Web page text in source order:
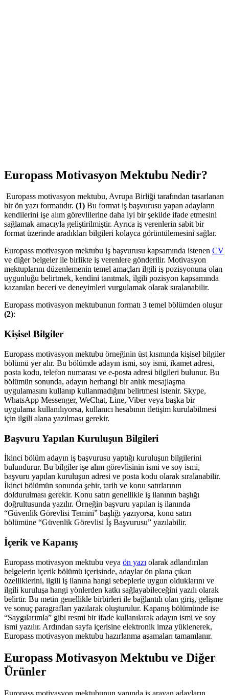
Europass Motivasyon Mektubu Nedir?
Europass motivasyon mektubu, Avrupa Birliği tarafından tasarlanan
bir ön yazı formatıdır. (1) Bu format iş başvurusu yapan adayların
kendilerini işe alım görevlilerine daha iyi bir şekilde ifade etmesini
sağlamak amacıyla geliştirilmiştir. Ayrıca iş verenlerin sabit bir
format üzerinde aradıkları bilgileri kolayca görüntülemesini sağlar.
Europass motivasyon mektubu iş başvurusu kapsamında istenen CV
ve diğer belgeler ile birlikte iş verenlere gönderilir. Motivasyon
mektuplarını düzenlemenin temel amaçları ilgili iş pozisyonuna olan
uygunluğu belirtmek, kendini tanıtmak, ilgili pozisyon kapsamında
kazanılan beceri ve deneyimleri vurgulamak olarak sıralanabilir.
Europass motivasyon mektubunun formatı 3 temel bölümden oluşur
(2):
Kişisel Bilgiler
Europass motivasyon mektubu örneğinin üst kısmında kişisel bilgiler
bölümü yer alır. Bu bölümde adayın ismi, soy ismi, ikamet adresi,
posta kodu, telefon numarası ve e-posta adresi bilgileri bulunur. Bu
bölümün sonunda, adayın herhangi bir anlık mesajlaşma
uygulamasını kullanıp kullanmadığını belirtmesi istenir. Skype,
WhatsApp Messenger, WeChat, Line, Viber veya başka bir
uygulama kullanılıyorsa, kullanıcı hesabının iletişim kurulabilmesi
için ilgili alana yazılması gerekir.
Başvuru Yapılan Kuruluşun Bilgileri
İkinci bölüm adayın iş başvurusu yaptığı kuruluşun bilgilerini
bulundurur. Bu bilgiler işe alım görevlisinin ismi ve soy ismi,
başvuru yapılan kuruluşun adresi ve posta kodu olarak sıralanabilir.
İkinci bölümün sonunda şehir, tarih ve konu satırlarının
doldurulması gerekir. Konu satırı genellikle iş ilanının başlığı
doğrultusunda yazılır. Örneğin başvuru yapılan iş ilanında
“Güvenlik Görevlisi Temini” başlığı yazıyorsa, konu satırı
bölümüne “Güvenlik Görevlisi İş Başvurusu” yazılabilir.
İçerik ve Kapanış
Europass motivasyon mektubu veya ön yazı olarak adlandırılan
belgelerin içerik bölümü içerisinde, adaylar ön plana çıkan
özelliklerini, ilgili iş ilanına hangi sebeplerle uygun olduklarını ve
ilgili kuruluşa hangi yönlerden katkı sağlayabileceğini yazılı olarak
belirtir. Bu metin genellikle birbirleri ile bağlantılı olan giriş, gelişme
ve sonuç paragrafları yazılarak oluşturulur. Kapanış bölümünde ise
“Saygılarımla” gibi resmi bir ifade kullanılarak adayın ismi ve soy
ismi yazılır. Ardından sayfa içerisine elektronik imza yüklenerek,
Europass motivasyon mektubu hazırlanma aşamaları tamamlanır.
Europass Motivasyon Mektubu ve Diğer
Ürünler
Europass motivasyon mektubunun yanında iş arayan adayların